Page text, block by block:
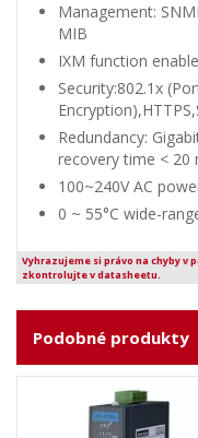
Management:
MIB
IXM function
Security:802.1x
Redundancy:
recovery time < 20
100~240V AC
0 ~ 55°C wide-
Vyhrazujeme si právo na chyby v
zkontrolujte v datasheetu.
Podobné produkty